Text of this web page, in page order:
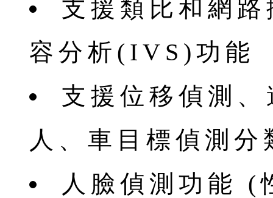
⽀援類比和網
容分析(IVS)功能
⽀援位移偵測
⼈、⾞⽬標偵測分
⼈臉偵測功能 (